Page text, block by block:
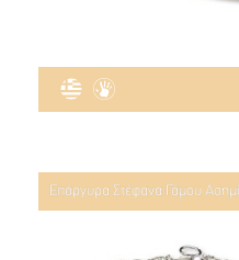
Επάργυρα Στέφανα Γάμου